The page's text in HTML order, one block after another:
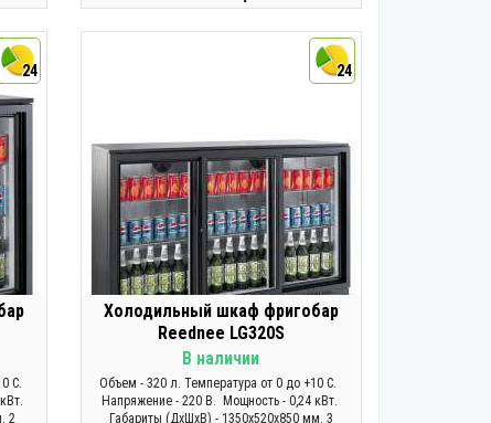
24
С.
2
24
Холодильный шкаф фригобар
Reednee LG320S
В наличии
Объем - 320 л. Температура от 0 до +10 С.
Напряжение - 220 В. Мощность - 0,24 кВт.
Габариты (ДхШхВ) - 1350х520х850 мм. 3